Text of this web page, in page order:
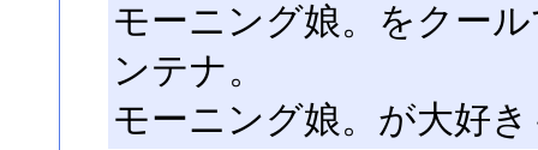
モーニング娘。をクー
ンテナ。
モーニング娘。が大好